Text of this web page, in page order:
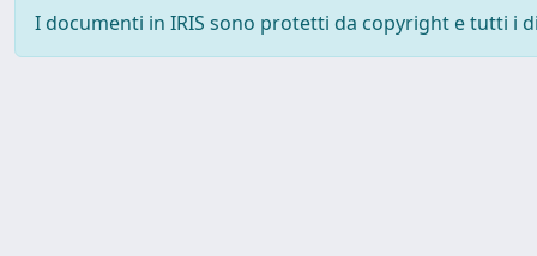
I documenti in IRIS sono protetti da copyright e tutti i